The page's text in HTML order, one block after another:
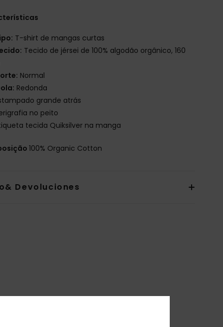
T-shirt de mangas curtas
Tecido de jérsei de 100% algodão orgânico, 160
Normal
Redonda
grande atrás
no peito
tecida Quiksilver na manga
100% Organic Cotton
Devoluciones